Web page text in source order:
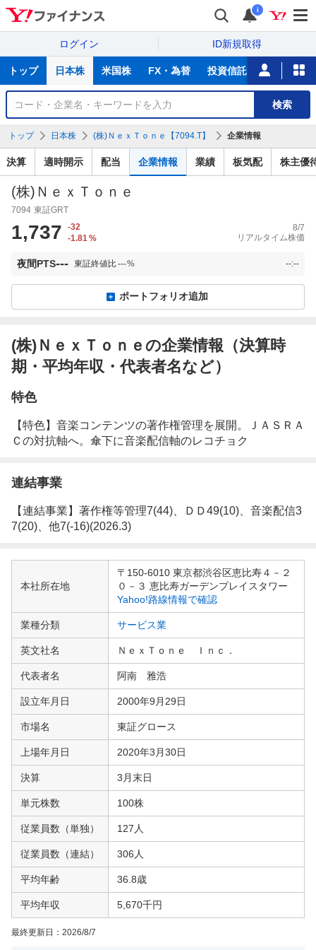
i
ログイン ID新規取得
サ
トップ 日本株 米国株 FX・為替 投資信託 ニュース
銘
検
索
検索
トップ 日本株 (株)ＮｅｘＴｏｎｅ【7094.T】 企業情報
決算 適時開示 配当 企業情報 業績 板気配 株主優
(株)ＮｅｘＴｏｎｅ
7094 東証GRT
1,737
-32
-1.81 %
8/7
リアルタイム株価
夜間PTS--- 東証終値比---% --:--
ポートフォリオ追加
(株)ＮｅｘＴｏｎｅの企業情報（決算時
期・平均年収・代表者名など）
特色
【特色】音楽コンテンツの著作権管理を展開。ＪＡＳＲＡ
Ｃの対抗軸へ。傘下に音楽配信軸のレコチョク
連結事業
【連結事業】著作権等管理7(44)、ＤＤ49(10)、音楽配信3
7(20)、他7(-16)(2026.3)
企
情本社所在地
〒150-6010 東京都渋谷区恵比寿４－２
０－３ 恵比寿ガーデンプレイスタワー
Yahoo!路線情報で確認
業種分類 サービス業
英文社名 ＮｅｘＴｏｎｅ Ｉｎｃ．
代表者名 阿南 雅浩
設立年月日 2000年9月29日
市場名 東証グロース
上場年月日 2020年3月30日
決算 3月末日
単元株数 100株
従業員数（単独） 127人
従業員数（連結） 306人
平均年齢 36.8歳
平均年収 5,670千円
最終更新日： 2026/8/7